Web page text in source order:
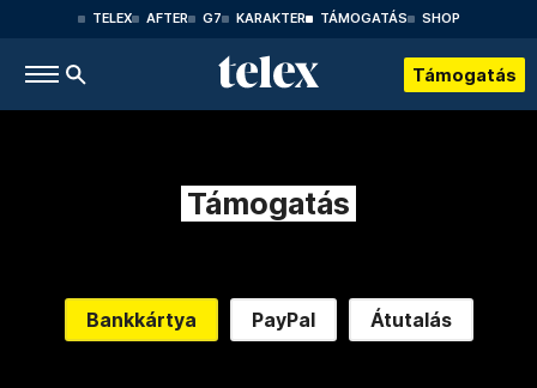
TELEX AFTER G7 KARAKTER TÁMOGATÁS SHOP
Támogatás
Támogatás
Bankkártya PayPal Átutalás